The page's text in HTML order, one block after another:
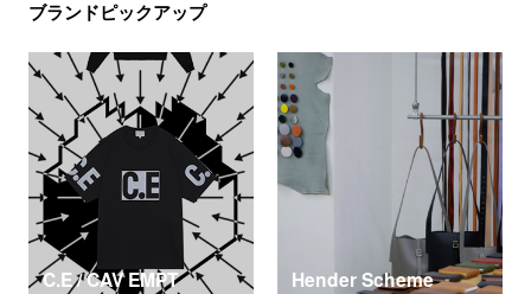
ブランドピックアップ
C.E / CAV EMPT Hender Scheme